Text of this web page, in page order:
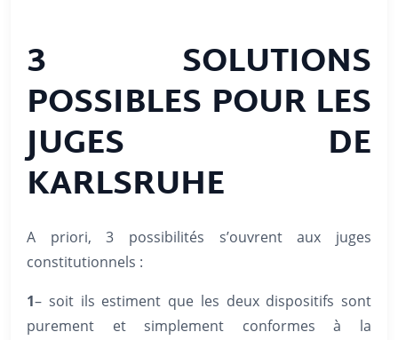
3 SOLUTIONS
POSSIBLES POUR LES
JUGES DE
KARLSRUHE
A priori, 3 possibilités s’ouvrent aux juges
constitutionnels :
1– soit ils estiment que les deux dispositifs sont
purement et simplement conformes à la